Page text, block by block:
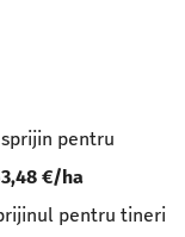
pentru
€/ha
pentru tineri